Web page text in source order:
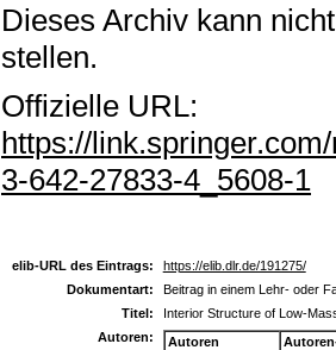
Dieses Archiv kann
stellen.
Offizielle URL:
https://
3-642-27833-4_5608-1
elib-URL des Eintrags:
https://elib.dlr.de/191275/
Dokumentart:
Beitrag in einem Lehr- oder
Titel:
Interior Structure of Low-
Autoren:
Autoren